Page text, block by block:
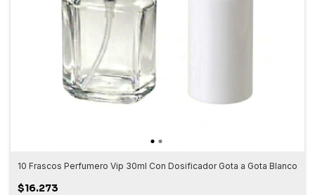
10 Frascos Perfumero Vip 30ml Con Dosificador Gota a Gota Blanco
$16.273